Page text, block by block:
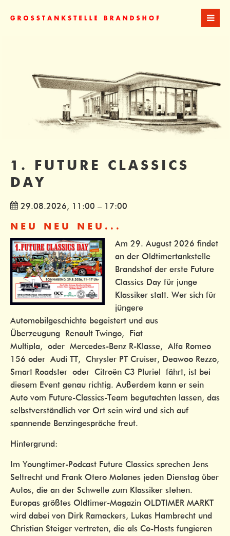
Der Eintrag "offcanvas-col3" existiert leider nicht.
Der Eintrag "offcanvas-col4" existiert leider nicht.
1. FUTURE CLASSICS
DAY
29.08.2026, 11:00 – 17:00
NEU NEU NEU...
Am 29. August 2026 findet
an der Oldtimertankstelle
Brandshof der erste Future
Classics Day für junge
Klassiker statt. Wer sich für
jüngere
Automobilgeschichte begeistert und aus
Überzeugung Renault Twingo, Fiat
Multipla, oder Mercedes-Benz R-Klasse, Alfa Romeo
156 oder Audi TT, Chrysler PT Cruiser, Deawoo Rezzo,
Smart Roadster oder Citroën C3 Pluriel fährt, ist bei
diesem Event genau richtig. Außerdem kann er sein
Auto vom Future-Classics-Team begutachten lassen, das
selbstverständlich vor Ort sein wird und sich auf
spannende Benzingespräche freut.
Hintergrund:
Im Youngtimer-Podcast Future Classics sprechen Jens
Seltrecht und Frank Otero Molanes jeden Dienstag über
Autos, die an der Schwelle zum Klassiker stehen.
Europas größtes Oldtimer-Magazin OLDTIMER MARKT
wird dabei von Dirk Ramackers, Lukas Hambrecht und
Christian Steiger vertreten, die als Co-Hosts fungieren